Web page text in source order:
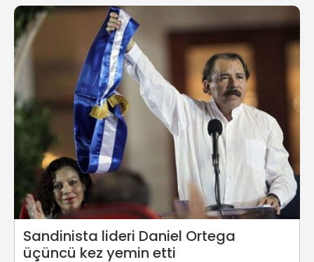
Sandinista lideri Daniel Ortega
üçüncü kez yemin etti